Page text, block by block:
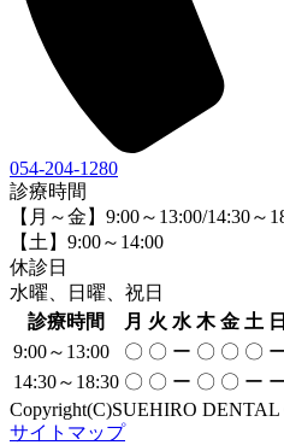
054-204-1280
診療時間
【月～金】9:00～13:00/14:30～
【土】9:00～14:00
休診日
水曜、日曜、祝日
診療時間
月 火 水 木 金 土 日
9:00～13:00
〇 〇 ー 〇 〇 〇
14:30～18:30 〇 〇 ー 〇 〇 ー
Copyright(C)SUEHIRO DENTAL
サイトマップ